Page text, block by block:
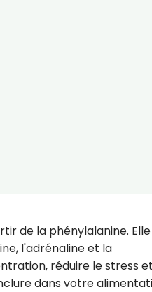
de la phénylalanine.
l'adrénaline et la
réduire le stress
dans votre